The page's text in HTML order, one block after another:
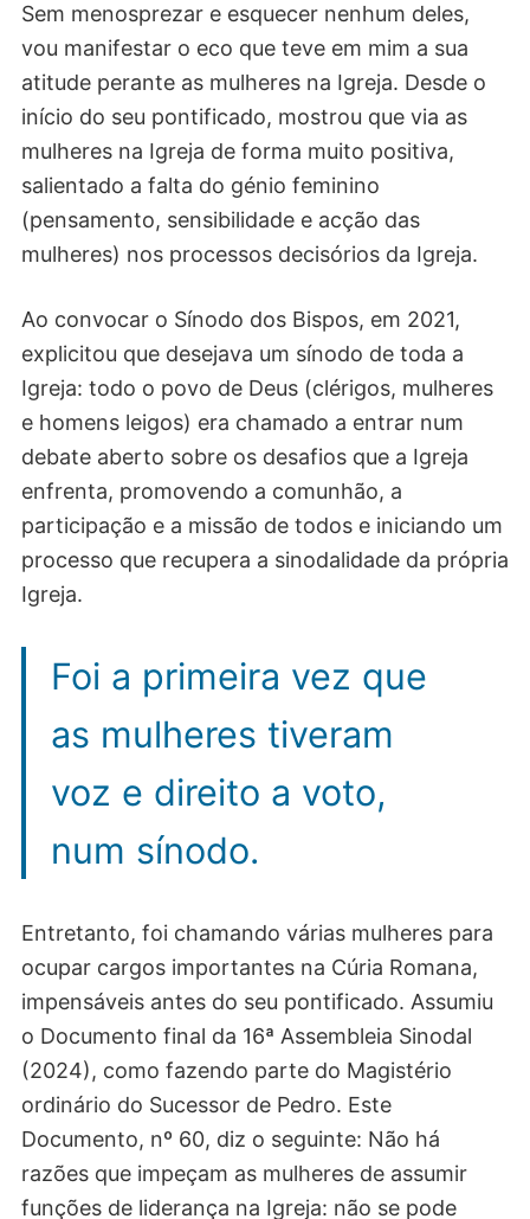
Sem menosprezar e esquecer nenhum deles,
vou manifestar o eco que teve em mim a sua
atitude perante as mulheres na Igreja. Desde o
início do seu pontificado, mostrou que via as
mulheres na Igreja de forma muito positiva,
salientado a falta do génio feminino
(pensamento, sensibilidade e acção das
mulheres) nos processos decisórios da Igreja.
Ao convocar o Sínodo dos Bispos, em 2021,
explicitou que desejava um sínodo de toda a
Igreja: todo o povo de Deus (clérigos, mulheres
e homens leigos) era chamado a entrar num
debate aberto sobre os desafios que a Igreja
enfrenta, promovendo a comunhão, a
participação e a missão de todos e iniciando um
processo que recupera a sinodalidade da própria
Igreja.
Foi a primeira vez que
as mulheres tiveram
voz e direito a voto,
num sínodo.
Entretanto, foi chamando várias mulheres para
ocupar cargos importantes na Cúria Romana,
impensáveis antes do seu pontificado. Assumiu
o Documento final da 16ª Assembleia Sinodal
(2024), como fazendo parte do Magistério
ordinário do Sucessor de Pedro. Este
Documento, nº 60, diz o seguinte: Não há
razões que impeçam as mulheres de assumir
funções de liderança na Igreja: não se pode